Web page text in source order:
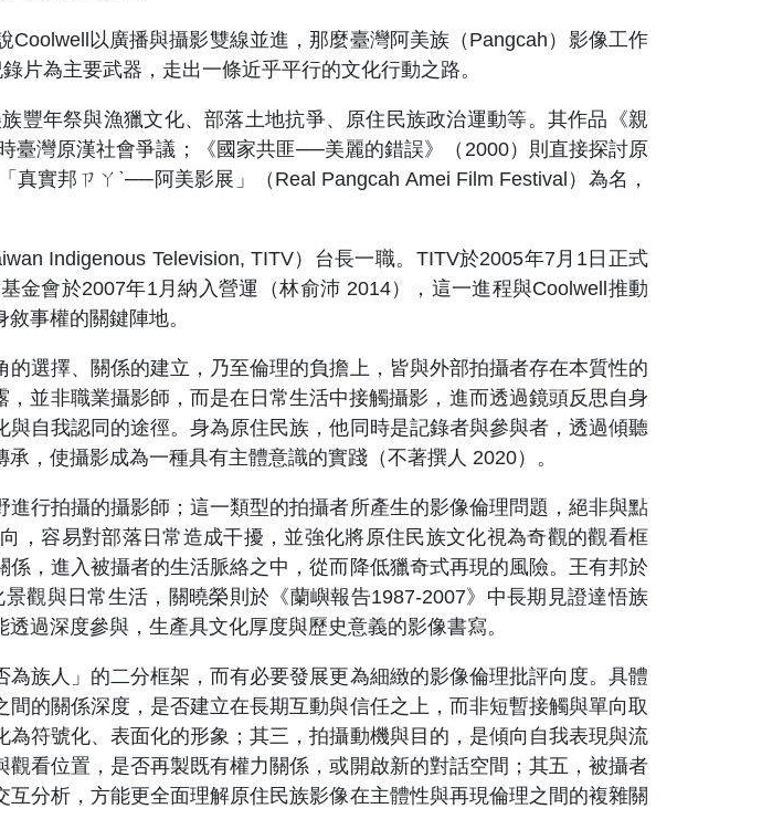
以廣播與攝影雙線並進，那麼臺灣阿美族（Pangcah）影像工作
片為主要武器，走出一條近乎平行的文化行動之路。
年祭與漁獵文化、部落土地抗爭、原住民族政治運動等。其作品《親
臺灣原漢社會爭議；《國家共匪──美麗的錯誤》（2000）則直接探討原
實邦ㄗㄚˋ──阿美影展」（Real Pangcah Amei Film Festival）為名，
Indigenous Television, TITV）台長一職。TITV於2005年7月1日正式
金會於2007年1月納入營運（林俞沛 2014），這一進程與Coolwell推動
事權的關鍵陣地。
擇、關係的建立，乃至倫理的負擔上，皆與外部拍攝者存在本質性的
並非職業攝影師，而是在日常生活中接觸攝影，進而透過鏡頭反思自身
自我認同的途徑。身為原住民族，他同時是記錄者與參與者，透過傾聽
，使攝影成為一種具有主體意識的實踐（不著撰人 2020）。
拍攝的攝影師；這一類型的拍攝者所產生的影像倫理問題，絕非與點
，容易對部落日常造成干擾，並強化將原住民族文化視為奇觀的觀看框
，進入被攝者的生活脈絡之中，從而降低獵奇式再現的風險。王有邦於
觀與日常生活，關曉榮則於《蘭嶼報告1987-2007》中長期見證達悟族
過深度參與，生產具文化厚度與歷史意義的影像書寫。
人」的二分框架，而有必要發展更為細緻的影像倫理批評向度。具體
的關係深度，是否建立在長期互動與信任之上，而非短暫接觸與單向取
符號化、表面化的形象；其三，拍攝動機與目的，是傾向自我表現與流
看位置，是否再製既有權力關係，或開啟新的對話空間；其五，被攝者
分析，方能更全面理解原住民族影像在主體性與再現倫理之間的複雜關